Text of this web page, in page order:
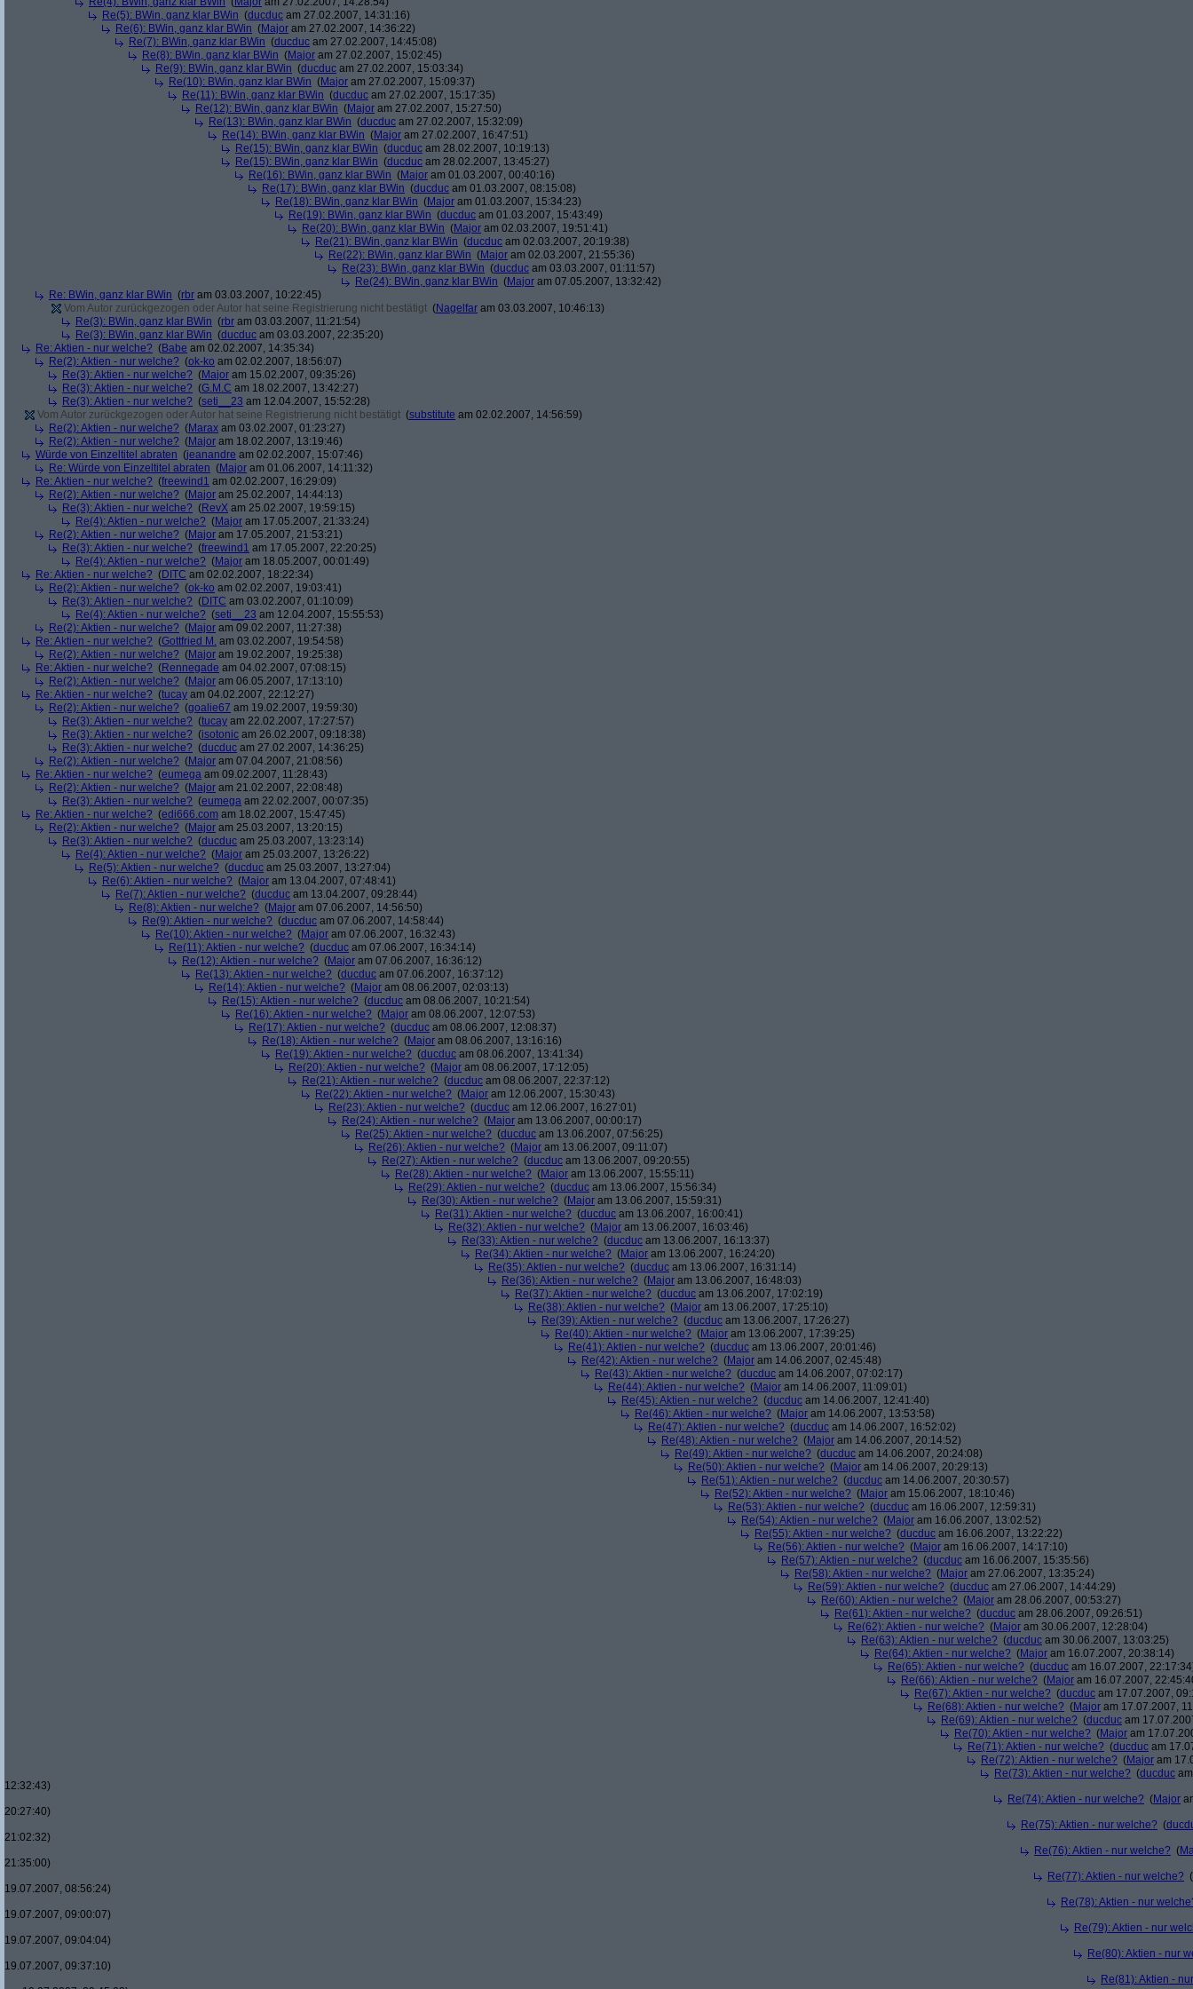
Re(5): BWin, ganz klar BWin (ducduc am 27.02.2007, 14:31:16)
Re(6): BWin, ganz klar BWin (Major am 27.02.2007, 14:36:22)
Re(7): BWin, ganz klar BWin (ducduc am 27.02.2007, 14:45:08)
Re(8): BWin, ganz klar BWin (Major am 27.02.2007, 15:02:45)
Re(9): BWin, ganz klar BWin (ducduc am 27.02.2007, 15:03:34)
Re(10): BWin, ganz klar BWin (Major am 27.02.2007, 15:09:37)
Re(11): BWin, ganz klar BWin (ducduc am 27.02.2007, 15:17:35)
Re(12): BWin, ganz klar BWin (Major am 27.02.2007, 15:27:50)
Re(13): BWin, ganz klar BWin (ducduc am 27.02.2007, 15:32:09)
Re(14): BWin, ganz klar BWin (Major am 27.02.2007, 16:47:51)
Re(15): BWin, ganz klar BWin (ducduc am 28.02.2007, 10:19:13)
Re(15): BWin, ganz klar BWin (ducduc am 28.02.2007, 13:45:27)
Re(16): BWin, ganz klar BWin (Major am 01.03.2007, 00:40:16)
Re(17): BWin, ganz klar BWin (ducduc am 01.03.2007, 08:15:08)
Re(18): BWin, ganz klar BWin (Major am 01.03.2007, 15:34:23)
Re(19): BWin, ganz klar BWin (ducduc am 01.03.2007, 15:43:49)
Re(20): BWin, ganz klar BWin (Major am 02.03.2007, 19:51:41)
Re(21): BWin, ganz klar BWin (ducduc am 02.03.2007, 20:19:38)
Re(22): BWin, ganz klar BWin (Major am 02.03.2007, 21:55:36)
Re(23): BWin, ganz klar BWin (ducduc am 03.03.2007, 01:11:57)
Re(24): BWin, ganz klar BWin (Major am 07.05.2007, 13:32:42)
Re: BWin, ganz klar BWin (rbr am 03.03.2007, 10:22:45)
Vom Autor zurückgezogen oder Autor hat seine Registrierung nicht bestätigt (Nagelfar am 03.03.2007, 10:46:13)
Re(3): BWin, ganz klar BWin (rbr am 03.03.2007, 11:21:54)
Re(3): BWin, ganz klar BWin (ducduc am 03.03.2007, 22:35:20)
Re: Aktien - nur welche? (Babe am 02.02.2007, 14:35:34)
Re(2): Aktien - nur welche? (ok-ko am 02.02.2007, 18:56:07)
Re(3): Aktien - nur welche? (Major am 15.02.2007, 09:35:26)
Re(3): Aktien - nur welche? (G.M.C am 18.02.2007, 13:42:27)
Re(3): Aktien - nur welche? (seti__23 am 12.04.2007, 15:52:28)
Vom Autor zurückgezogen oder Autor hat seine Registrierung nicht bestätigt (substitute am 02.02.2007, 14:56:59)
Re(2): Aktien - nur welche? (Marax am 03.02.2007, 01:23:27)
Re(2): Aktien - nur welche? (Major am 18.02.2007, 13:19:46)
Würde von Einzeltitel abraten (jeanandre am 02.02.2007, 15:07:46)
Re: Würde von Einzeltitel abraten (Major am 01.06.2007, 14:11:32)
Re: Aktien - nur welche? (freewind1 am 02.02.2007, 16:29:09)
Re(2): Aktien - nur welche? (Major am 25.02.2007, 14:44:13)
Re(3): Aktien - nur welche? (RevX am 25.02.2007, 19:59:15)
Re(4): Aktien - nur welche? (Major am 17.05.2007, 21:33:24)
Re(2): Aktien - nur welche? (Major am 17.05.2007, 21:53:21)
Re(3): Aktien - nur welche? (freewind1 am 17.05.2007, 22:20:25)
Re(4): Aktien - nur welche? (Major am 18.05.2007, 00:01:49)
Re: Aktien - nur welche? (DITC am 02.02.2007, 18:22:34)
Re(2): Aktien - nur welche? (ok-ko am 02.02.2007, 19:03:41)
Re(3): Aktien - nur welche? (DITC am 03.02.2007, 01:10:09)
Re(4): Aktien - nur welche? (seti__23 am 12.04.2007, 15:55:53)
Re(2): Aktien - nur welche? (Major am 09.02.2007, 11:27:38)
Re: Aktien - nur welche? (Gottfried M. am 03.02.2007, 19:54:58)
Re(2): Aktien - nur welche? (Major am 19.02.2007, 19:25:38)
Re: Aktien - nur welche? (Rennegade am 04.02.2007, 07:08:15)
Re(2): Aktien - nur welche? (Major am 06.05.2007, 17:13:10)
Re: Aktien - nur welche? (tucay am 04.02.2007, 22:12:27)
Re(2): Aktien - nur welche? (goalie67 am 19.02.2007, 19:59:30)
Re(3): Aktien - nur welche? (tucay am 22.02.2007, 17:27:57)
Re(3): Aktien - nur welche? (isotonic am 26.02.2007, 09:18:38)
Re(3): Aktien - nur welche? (ducduc am 27.02.2007, 14:36:25)
Re(2): Aktien - nur welche? (Major am 07.04.2007, 21:08:56)
Re: Aktien - nur welche? (eumega am 09.02.2007, 11:28:43)
Re(2): Aktien - nur welche? (Major am 21.02.2007, 22:08:48)
Re(3): Aktien - nur welche? (eumega am 22.02.2007, 00:07:35)
Re: Aktien - nur welche? (edi666.com am 18.02.2007, 15:47:45)
Re(2): Aktien - nur welche? (Major am 25.03.2007, 13:20:15)
Re(3): Aktien - nur welche? (ducduc am 25.03.2007, 13:23:14)
Re(4): Aktien - nur welche? (Major am 25.03.2007, 13:26:22)
Re(5): Aktien - nur welche? (ducduc am 25.03.2007, 13:27:04)
Re(6): Aktien - nur welche? (Major am 13.04.2007, 07:48:41)
Re(7): Aktien - nur welche? (ducduc am 13.04.2007, 09:28:44)
Re(8): Aktien - nur welche? (Major am 07.06.2007, 14:56:50)
Re(9): Aktien - nur welche? (ducduc am 07.06.2007, 14:58:44)
Re(10): Aktien - nur welche? (Major am 07.06.2007, 16:32:43)
Re(11): Aktien - nur welche? (ducduc am 07.06.2007, 16:34:14)
Re(12): Aktien - nur welche? (Major am 07.06.2007, 16:36:12)
Re(13): Aktien - nur welche? (ducduc am 07.06.2007, 16:37:12)
Re(14): Aktien - nur welche? (Major am 08.06.2007, 02:03:13)
Re(15): Aktien - nur welche? (ducduc am 08.06.2007, 10:21:54)
Re(16): Aktien - nur welche? (Major am 08.06.2007, 12:07:53)
Re(17): Aktien - nur welche? (ducduc am 08.06.2007, 12:08:37)
Re(18): Aktien - nur welche? (Major am 08.06.2007, 13:16:16)
Re(19): Aktien - nur welche? (ducduc am 08.06.2007, 13:41:34)
Re(20): Aktien - nur welche? (Major am 08.06.2007, 17:12:05)
Re(21): Aktien - nur welche? (ducduc am 08.06.2007, 22:37:12)
Re(22): Aktien - nur welche? (Major am 12.06.2007, 15:30:43)
Re(23): Aktien - nur welche? (ducduc am 12.06.2007, 16:27:01)
Re(24): Aktien - nur welche? (Major am 13.06.2007, 00:00:17)
Re(25): Aktien - nur welche? (ducduc am 13.06.2007, 07:56:25)
Re(26): Aktien - nur welche? (Major am 13.06.2007, 09:11:07)
Re(27): Aktien - nur welche? (ducduc am 13.06.2007, 09:20:55)
Re(28): Aktien - nur welche? (Major am 13.06.2007, 15:55:11)
Re(29): Aktien - nur welche? (ducduc am 13.06.2007, 15:56:34)
Re(30): Aktien - nur welche? (Major am 13.06.2007, 15:59:31)
Re(31): Aktien - nur welche? (ducduc am 13.06.2007, 16:00:41)
Re(32): Aktien - nur welche? (Major am 13.06.2007, 16:03:46)
Re(33): Aktien - nur welche? (ducduc am 13.06.2007, 16:13:37)
Re(34): Aktien - nur welche? (Major am 13.06.2007, 16:24:20)
Re(35): Aktien - nur welche? (ducduc am 13.06.2007, 16:31:14)
Re(36): Aktien - nur welche? (Major am 13.06.2007, 16:48:03)
Re(37): Aktien - nur welche? (ducduc am 13.06.2007, 17:02:19)
Re(38): Aktien - nur welche? (Major am 13.06.2007, 17:25:10)
Re(39): Aktien - nur welche? (ducduc am 13.06.2007, 17:26:27)
Re(40): Aktien - nur welche? (Major am 13.06.2007, 17:39:25)
Re(41): Aktien - nur welche? (ducduc am 13.06.2007, 20:01:46)
Re(42): Aktien - nur welche? (Major am 14.06.2007, 02:45:48)
Re(43): Aktien - nur welche? (ducduc am 14.06.2007, 07:02:17)
Re(44): Aktien - nur welche? (Major am 14.06.2007, 11:09:01)
Re(45): Aktien - nur welche? (ducduc am 14.06.2007, 12:41:40)
Re(46): Aktien - nur welche? (Major am 14.06.2007, 13:53:58)
Re(47): Aktien - nur welche? (ducduc am 14.06.2007, 16:52:02)
Re(48): Aktien - nur welche? (Major am 14.06.2007, 20:14:52)
Re(49): Aktien - nur welche? (ducduc am 14.06.2007, 20:24:08)
Re(50): Aktien - nur welche? (Major am 14.06.2007, 20:29:13)
Re(51): Aktien - nur welche? (ducduc am 14.06.2007, 20:30:57)
Re(52): Aktien - nur welche? (Major am 15.06.2007, 18:10:46)
Re(53): Aktien - nur welche? (ducduc am 16.06.2007, 12:59:31)
Re(54): Aktien - nur welche? (Major am 16.06.2007, 13:02:52)
Re(55): Aktien - nur welche? (ducduc am 16.06.2007, 13:22:22)
Re(56): Aktien - nur welche? (Major am 16.06.2007, 14:17:10)
Re(57): Aktien - nur welche? (ducduc am 16.06.2007, 15:35:56)
Re(58): Aktien - nur welche? (Major am 27.06.2007, 13:35:24)
Re(59): Aktien - nur welche? (ducduc am 27.06.2007, 14:44:29)
Re(60): Aktien - nur welche? (Major am 28.06.2007, 00:53:27)
Re(61): Aktien - nur welche? (ducduc am 28.06.2007, 09:26:51)
Re(62): Aktien - nur welche? (Major am 30.06.2007, 12:28:04)
Re(63): Aktien - nur welche? (ducduc am 30.06.2007, 13:03:25)
Re(64): Aktien - nur welche? (Major am 16.07.2007, 20:38:14)
Re(65): Aktien - nur welche? (ducduc am 16.07.2007,
Re(66): Aktien - nur welche? (Major am 16.07.2007,
Re(67): Aktien - nur welche? (ducduc am 17.07.2007,
Re(68): Aktien - nur welche? (Major am 17.07.2007,
Re(69): Aktien - nur welche? (ducduc am
Re(70): Aktien - nur welche? (Major am
Re(71): Aktien - nur welche? (ducduc am
Re(72): Aktien - nur welche? (Major am
Re(73): Aktien - nur welche? (ducduc
12:32:43)
Re(74): Aktien - nur welche? (Major
20:27:40)
Re(75): Aktien - nur welche? (
21:02:32)
Re(76): Aktien - nur welche? (
21:35:00)
Re(77): Aktien - nur welche? (
19.07.2007, 08:56:24)
Re(78): Aktien - nur
19.07.2007, 09:00:07)
Re(79): Aktien - nur
19.07.2007, 09:04:04)
Re(80): Aktien - nur
19.07.2007, 09:37:10)
Re(81): Aktien -